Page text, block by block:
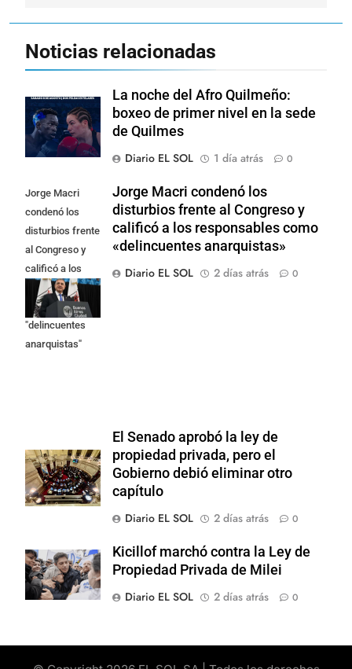
Noticias relacionadas
La noche del Afro Quilmeño:
boxeo de primer nivel en la sede
de Quilmes
Diario EL SOL
1 día atrás 0
Jorge Macri
condenó los
disturbios frente
al Congreso y
calificó a los
responsables
como
"delincuentes
anarquistas"
Jorge Macri condenó los
disturbios frente al Congreso y
calificó a los responsables como
«delincuentes anarquistas»
Diario EL SOL
2 días atrás 0
El Senado aprobó la ley de
propiedad privada, pero el
Gobierno debió eliminar otro
capítulo
Diario EL SOL
2 días atrás 0
Kicillof marchó contra la Ley de
Propiedad Privada de Milei
Diario EL SOL
2 días atrás 0